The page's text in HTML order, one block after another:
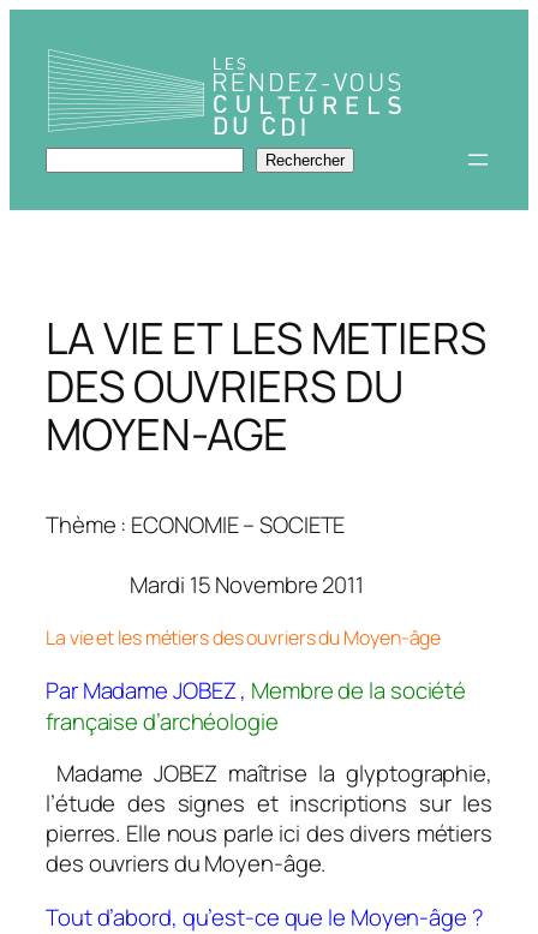
contenu
Rechercher Rechercher
LA VIE ET LES METIERS
DES OUVRIERS DU
MOYEN-AGE
Thème : ECONOMIE – SOCIETE
Mardi 15 Novembre 2011
La vie et les métiers des ouvriers du Moyen-âge
Par Madame JOBEZ , Membre de la société
française d’archéologie
Madame JOBEZ maîtrise la glyptographie,
l’étude des signes et inscriptions sur les
pierres. Elle nous parle ici des divers métiers
des ouvriers du Moyen-âge.
Tout d’abord, qu’est-ce que le Moyen-âge ?